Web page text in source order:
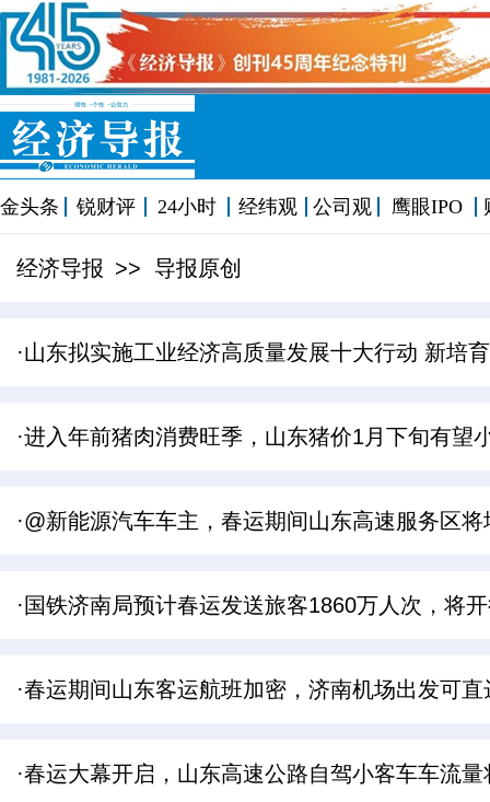
金头条 锐财评 24小时 经纬观 公司观 鹰眼IPO
经济导报 >> 导报原创
·山东拟实施工业经济高质量发展十大行动 新培
·进入年前猪肉消费旺季，山东猪价1月下旬有望
·@新能源汽车车主，春运期间山东高速服务区
·国铁济南局预计春运发送旅客1860万人次，将
·春运期间山东客运航班加密，济南机场出发可
·春运大幕开启，山东高速公路自驾小客车车流